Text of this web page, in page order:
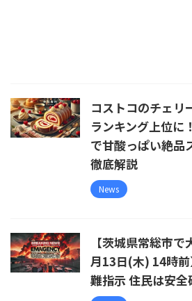
コストコのチェリ
ランキング上位に
で甘酸っぱい絶品
徹底解説
News
【茨城県常総市
月13日(木) 14時
難指示 住民は安